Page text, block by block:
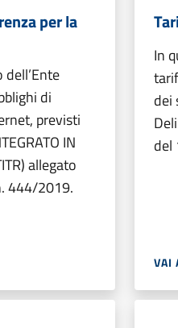
per la
di
previsti
IN
allegato
444/2019.
In
dei
VAI